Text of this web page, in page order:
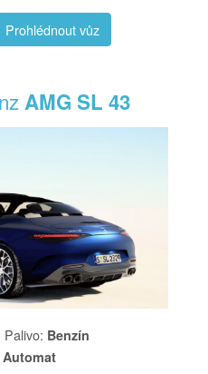
Prohlédnout vůz
AMG SL 43
Palivo: Benzín
Automat